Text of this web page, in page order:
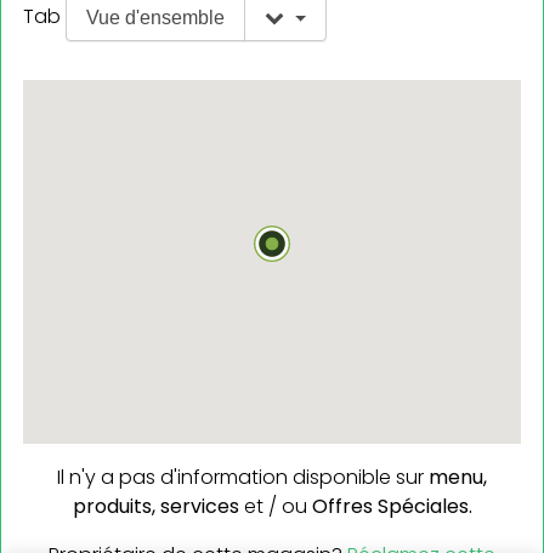
Tab
Vue d'ensemble
Il n'y a pas d'information disponible sur menu,
produits,serviceset / ou Offres Spéciales.